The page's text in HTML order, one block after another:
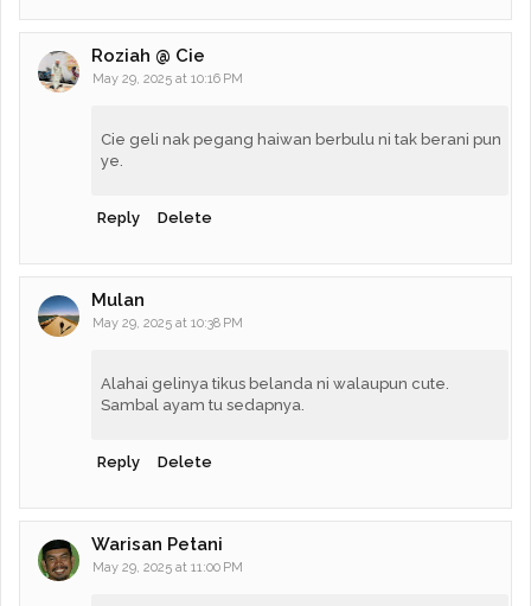
Roziah @ Cie
May 29, 2025 at 10:16 PM
Cie geli nak pegang haiwan berbulu ni tak berani pun
ye.
Reply Delete
Mulan
May 29, 2025 at 10:38 PM
Alahai gelinya tikus belanda ni walaupun cute.
Sambal ayam tu sedapnya.
Reply Delete
Warisan Petani
May 29, 2025 at 11:00 PM